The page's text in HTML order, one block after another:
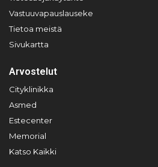
Vastuuvapauslauseke
Tietoa meistä
Sivukartta
Arvostelut
Cityklinikka
Asmed
Estecenter
Memorial
Katso Kaikki